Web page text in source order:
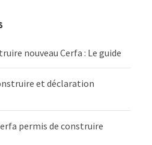
nouveau Cerfa : Le guide
et déclaration
permis de construire